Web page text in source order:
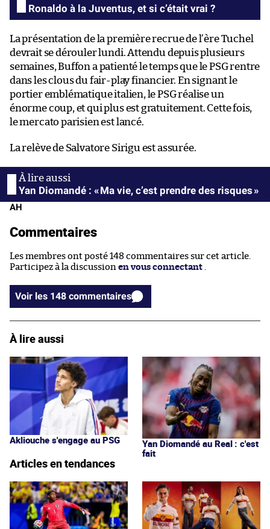
Ronaldo à la Juventus, et si c’était vrai ?
La présentation de la première recrue de l’ère Tuchel
devrait se dérouler lundi. Attendu depuis plusieurs
semaines, Buffon a patienté le temps que le PSG rentre
dans les clous du fair-play financier. En signant le
portier emblématique italien, le PSG réalise un
énorme coup, et qui plus est gratuitement. Cette fois,
le mercato parisien est lancé.
La relève de Salvatore Sirigu est assurée.
Yan Diomandé : « Ma vie, c’est prendre des risques »
AH
Commentaires
Les membres ont posté 148 commentaires sur cet article.
Participez à la discussion en vous connectant
Voir les 148 commentaires
À lire aussi
Akliouche s'engage au PSG
Yan Diomandé au Real : c'est
fait
Articles en tendances